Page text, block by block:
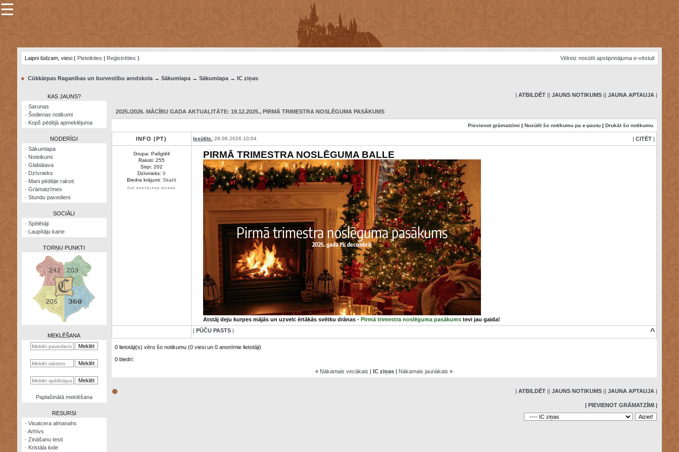
×
Šodienas
Visatcera
almanahs
kalkulators
☰
Laipni lūdzam, viesi ( Pieteikties | Reģistrēties ) Vēlreiz nosūtīt apstiprinājuma e-vēstuli
● Cūkkārpas Raganības un burvestību arodskola→ Sākumlapa→ Sākumlapa→ IC ziņas
KAS JAUNS?
· Sarunas
· Šodienas notikumi
· Kopš pēdējā apmeklējuma
NODERĪGI
· Sākumlapa
· Noteikumi
· Glabātava
· Dzīvnieks
· Mani pēdējie raksti
· Grāmatzīmes
· Stundu pavedieni
SOCIĀLI
· Spēlētāji
· Laupītāju karte
TORŅU PUNKTI
MEKLĒŠANA
Paplašinātā meklēšana
RESURSI
· Visatcera almanahs
· Arhīvs
· Zināšanu testi
· Kristāla lode
| ATBILDĒT|| JAUNS NOTIKUMS|| JAUNA APTAUJA|
2025./2026. MĀCĪBU GADA AKTUALITĀTE: 19.12.2025., PIRMĀ TRIMESTRA NOSLĒGUMA PASĀKUMS
Pievienot grāmatzīmi | Nosūtīt šo notikumu pa e-pastu| Drukāt šo notikumu
INFO (PT) Iesūtīts:28.06.2026 10:04 | CITĒT|
Grupa: Palīgtēli
Raksti: 255
Sirpi: 202
Dzīvnieks: 0
Biedra krājumi: Skatīt
ČUČ KOPTELPAS DĪVĀNĀ
PIRMĀ TRIMESTRA NOSLĒGUMA BALLE
Atstāj deju kurpes mājās un uzvelc ērtākās svētku drānas - Pirmā trimestra noslēguma pasākumstevi jau gaida!
| PŪČU PASTS| ^
0 lietotāji(s) vēro šo notikumu (0 viesi un 0 anonīmie lietotāji)
0 biedri:
« Nākamais vecākais |IC ziņas | Nākamais jaunākais »
● | ATBILDĒT|| JAUNS NOTIKUMS|| JAUNA APTAUJA|
| PIEVIENOT GRĀMATZĪMI |